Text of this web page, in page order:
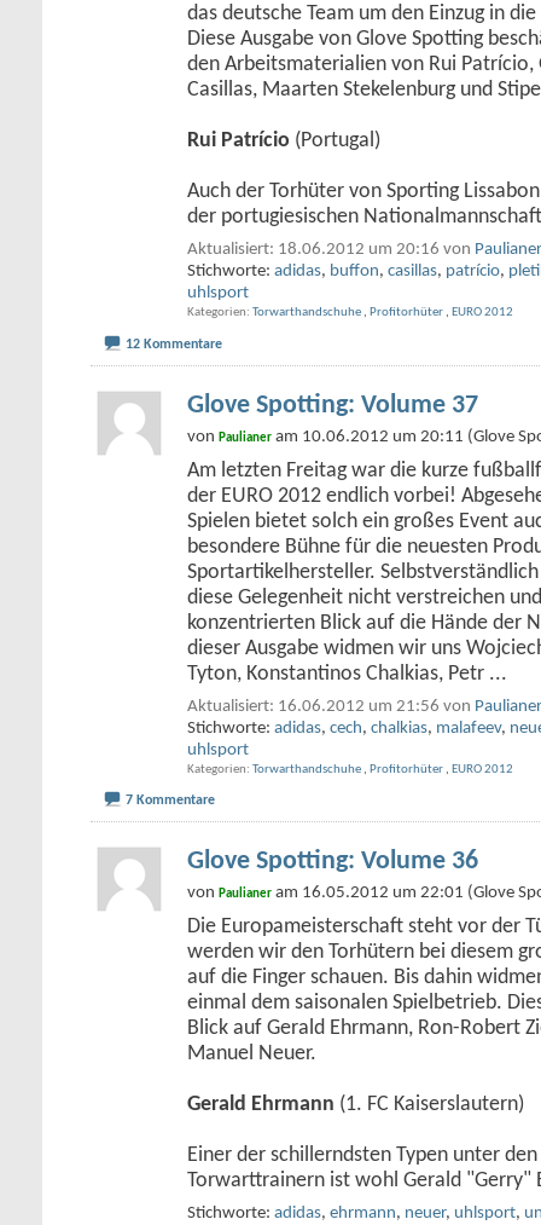
das deutsche Team um den Einzug in
Diese Ausgabe von Glove Spotting
den Arbeitsmaterialien von Rui Patrício,
Casillas, Maarten Stekelenburg und
Rui Patrício (Portugal)
Auch der Torhüter von Sporting
der portugiesischen
Aktualisiert: 18.06.2012 um 20:16 von Paulianer
Stichworte: adidas, buffon, casillas, patrício,
uhlsport
Kategorien Torwarthandschuhe , Profitorhüter , EURO 2012
12 Kommentare
Glove Spotting: Volume 37
von Paulianer am 10.06.2012 um 20:11 (Glove
Am letzten Freitag war die kurze
der EURO 2012 endlich vorbei!
Spielen bietet solch ein großes Event
besondere Bühne für die neuesten
Sportartikelhersteller.
diese Gelegenheit nicht verstreichen
konzentrierten Blick auf die Hände der
dieser Ausgabe widmen wir uns
Tyton, Konstantinos Chalkias, Petr ...
Aktualisiert: 16.06.2012 um 21:56 von Paulianer
Stichworte: adidas, cech, chalkias, malafeev,
uhlsport
Kategorien Torwarthandschuhe , Profitorhüter , EURO 2012
7 Kommentare
Glove Spotting: Volume 36
von Paulianer am 16.05.2012 um 22:01 (Glove
Die Europameisterschaft steht vor der
werden wir den Torhütern bei diesem
auf die Finger schauen. Bis dahin
einmal dem saisonalen Spielbetrieb.
Blick auf Gerald Ehrmann, Ron-Robert
Manuel Neuer.
Gerald Ehrmann (1. FC Kaiserslautern)
Einer der schillerndsten Typen unter
Torwarttrainern ist wohl Gerald "Gerry"
Stichworte: adidas, ehrmann, neuer, uhlsport,